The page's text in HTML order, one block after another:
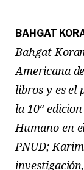
BAHGAT
Bahgat
Americana
libros y es el
la 10ª
Humano en
PNUD;